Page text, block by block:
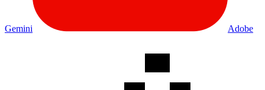
Gemini Adobe